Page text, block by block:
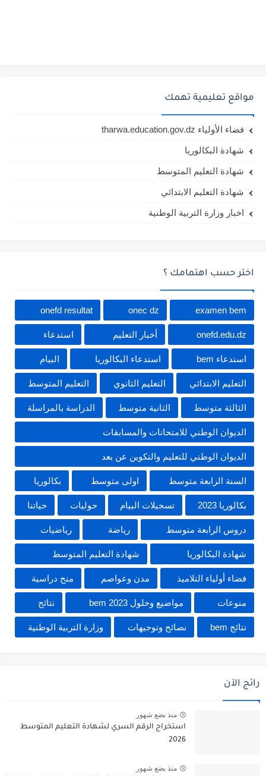
مواقع تعليمية تهمك
فضاء الأولياء tharwa.education.gov.dz
شهادة البكالوريا
شهادة التعليم المتوسط
شهادة التعليم الابتدائي
اخبار وزارة التربية الوطنية
اختر حسب اهتمامك ؟
examen bem
onec dz
onefd resultat
onefd.edu.dz أخبار التعليم استدعاء
استدعاء bem استدعاء البكالوريا البيام
التعليم الابتدائي التعليم الثانوي التعليم المتوسط
الثالثة متوسط الثانية متوسط الدراسة بالمراسلة
الديوان الوطني للامتحانات والمسابقات
الديوان الوطني للتعليم والتكوين عن بعد
السنة الرابعة متوسط اولى متوسط بكالوريا
بكالوريا 2023 تسجيلات البيام حوليات حياتنا
دروس الرابعة متوسط رياضة رياضيات
شهادة البكالوريا شهادة التعليم المتوسط
فضاء أولياء التلاميذ مدن وعواصم منح دراسية
منوعات مواضيع وحلول 2023 bem نتائج
نتائج bem نصائح وتوجيهات وزارة التربية الوطنية
رائج الآن
منذ بضع شهور
استخراج الرقم السري لشهادة التعليم المتوسط
2026
منذ بضع شهور